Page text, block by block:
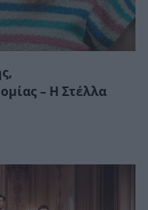
– Η Στέλλα